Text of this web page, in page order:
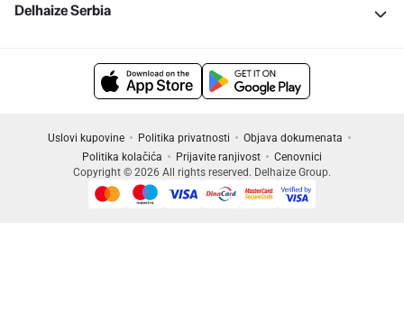
Delhaize Serbia
Uslovi kupovine Politika privatnosti
Objava dokumenata
Politika kolačića
Prijavite ranjivost
Cenovnici
Copyright © 2026 All rights reserved. Delhaize Group.